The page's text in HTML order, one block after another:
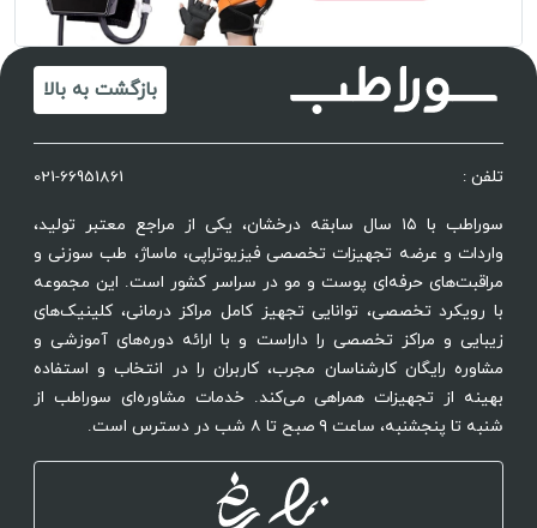
بازگشت به بالا
تلفن : 021-66951861
سوراطب با ۱۵ سال سابقه درخشان، یکی از مراجع معتبر تولید،
واردات و عرضه تجهیزات تخصصی فیزیوتراپی، ماساژ، طب سوزنی و
مراقبت‌های حرفه‌ای پوست و مو در سراسر کشور است. این مجموعه
با رویکرد تخصصی، توانایی تجهیز کامل مراکز درمانی، کلینیک‌های
زیبایی و مراکز تخصصی را داراست و با ارائه دوره‌های آموزشی و
مشاوره رایگان کارشناسان مجرب، کاربران را در انتخاب و استفاده
بهینه از تجهیزات همراهی می‌کند. خدمات مشاوره‌ای سوراطب از
شنبه تا پنجشنبه، ساعت ۹ صبح تا ۸ شب در دسترس است.